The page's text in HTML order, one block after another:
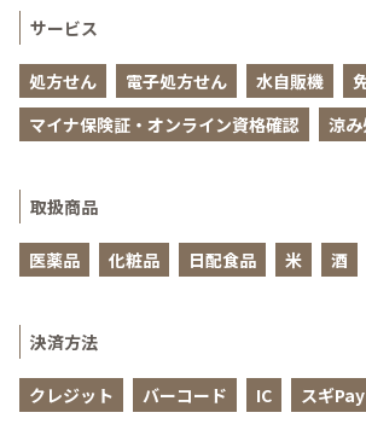
サービス
処方せん 電子処方せん 水自販機
マイナ保険証・オンライン資格確認
涼
取扱商品
医薬品 化粧品 日配食品 米 酒
決済方法
クレジット バーコード IC スギPay